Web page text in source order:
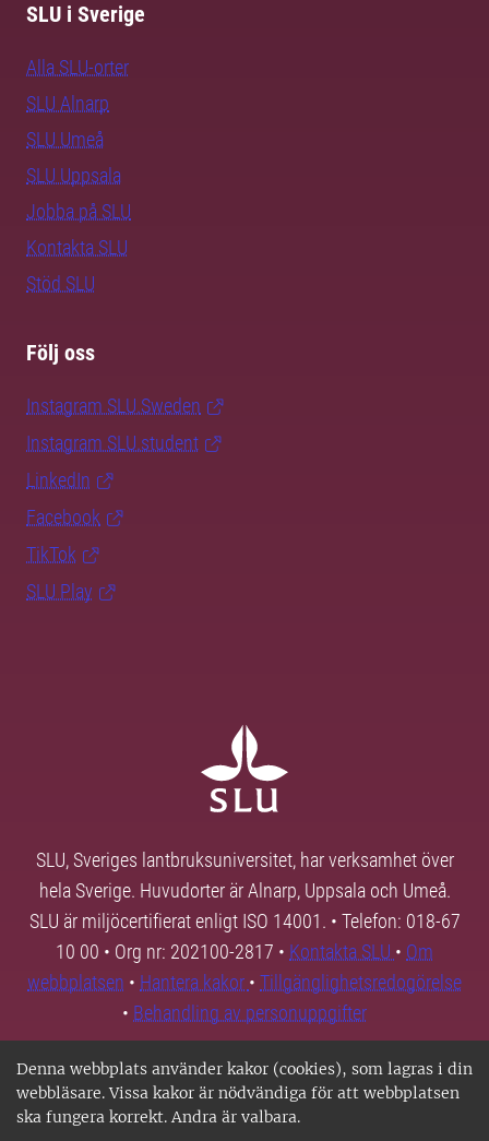
Denna webbplats använder kakor (cookies), som lagras i din
webbläsare. Vissa kakor är nödvändiga för att webbplatsen
ska fungera korrekt. Andra är valbara.
SLU i Sverige
Alla SLU-orter
SLU Alnarp
SLU Umeå
SLU Uppsala
Jobba på SLU
Kontakta SLU
Stöd SLU
Följ oss
Instagram SLU.Sweden
Instagram SLU.student
LinkedIn
Facebook
TikTok
SLU Play
SLU, Sveriges lantbruksuniversitet, har verksamhet över
hela Sverige. Huvudorter är Alnarp, Uppsala och Umeå.
SLU är miljöcertifierat enligt ISO 14001. • Telefon: 018-67
10 00 • Org nr: 202100-2817 • Kontakta SLU • Om
webbplatsen • Hantera kakor • Tillgänglighetsredogörelse
• Behandling av personuppgifter